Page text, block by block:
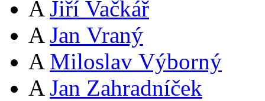
A Jiří Vačkář
A Jan Vraný
A Miloslav Výborný
A Jan Zahradníček